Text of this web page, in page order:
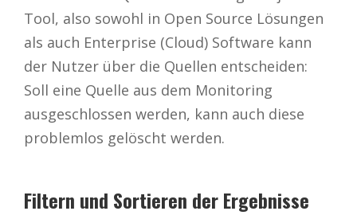
Tool, also sowohl in Open Source Lösungen
als auch Enterprise (Cloud) Software kann
der Nutzer über die Quellen entscheiden:
Soll eine Quelle aus dem Monitoring
ausgeschlossen werden, kann auch diese
problemlos gelöscht werden.
Filtern und Sortieren der Ergebnisse